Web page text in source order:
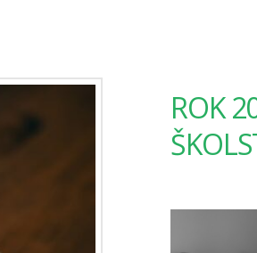
ROK